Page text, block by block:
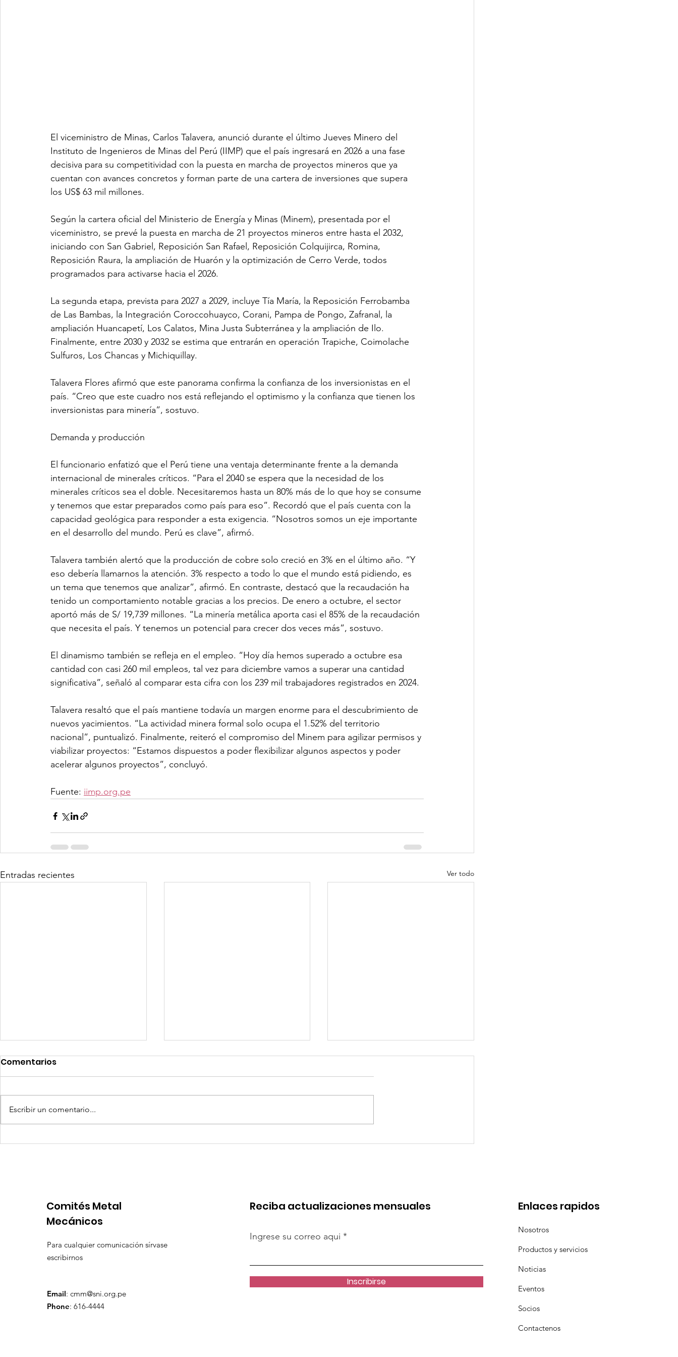
El viceministro de Minas, Carlos Talavera, anunció durante el último Jueves Minero del
Instituto de Ingenieros de Minas del Perú (IIMP) que el país ingresará en 2026 a una fase
decisiva para su competitividad con la puesta en marcha de proyectos mineros que ya
cuentan con avances concretos y forman parte de una cartera de inversiones que supera
los US$ 63 mil millones.
Según la cartera oficial del Ministerio de Energía y Minas (Minem), presentada por el
viceministro, se prevé la puesta en marcha de 21 proyectos mineros entre hasta el 2032,
iniciando con San Gabriel, Reposición San Rafael, Reposición Colquijirca, Romina,
Reposición Raura, la ampliación de Huarón y la optimización de Cerro Verde, todos
programados para activarse hacia el 2026.
La segunda etapa, prevista para 2027 a 2029, incluye Tía María, la Reposición Ferrobamba
de Las Bambas, la Integración Coroccohuayco, Corani, Pampa de Pongo, Zafranal, la
ampliación Huancapetí, Los Calatos, Mina Justa Subterránea y la ampliación de Ilo.
Finalmente, entre 2030 y 2032 se estima que entrarán en operación Trapiche, Coimolache
Sulfuros, Los Chancas y Michiquillay.
Talavera Flores afirmó que este panorama confirma la confianza de los inversionistas en el
país. “Creo que este cuadro nos está reflejando el optimismo y la confianza que tienen los
inversionistas para minería”, sostuvo.
Demanda y producción
El funcionario enfatizó que el Perú tiene una ventaja determinante frente a la demanda
internacional de minerales críticos. “Para el 2040 se espera que la necesidad de los
minerales críticos sea el doble. Necesitaremos hasta un 80% más de lo que hoy se consume
y tenemos que estar preparados como país para eso”. Recordó que el país cuenta con la
capacidad geológica para responder a esta exigencia. “Nosotros somos un eje importante
en el desarrollo del mundo. Perú es clave”, afirmó.
Talavera también alertó que la producción de cobre solo creció en 3% en el último año. “Y
eso debería llamarnos la atención. 3% respecto a todo lo que el mundo está pidiendo, es
un tema que tenemos que analizar”, afirmó. En contraste, destacó que la recaudación ha
tenido un comportamiento notable gracias a los precios. De enero a octubre, el sector
aportó más de S/ 19,739 millones. “La minería metálica aporta casi el 85% de la recaudación
que necesita el país. Y tenemos un potencial para crecer dos veces más”, sostuvo.
El dinamismo también se refleja en el empleo. “Hoy día hemos superado a octubre esa
cantidad con casi 260 mil empleos, tal vez para diciembre vamos a superar una cantidad
significativa”, señaló al comparar esta cifra con los 239 mil trabajadores registrados en 2024.
Talavera resaltó que el país mantiene todavía un margen enorme para el descubrimiento de
nuevos yacimientos. “La actividad minera formal solo ocupa el 1.52% del territorio
nacional”, puntualizó. Finalmente, reiteró el compromiso del Minem para agilizar permisos y
viabilizar proyectos: “Estamos dispuestos a poder flexibilizar algunos aspectos y poder
acelerar algunos proyectos”, concluyó.
Fuente: iimp.org.pe
Entradas recientes Ver todo
Competencia si: pero en
Expansion de China en
Coca-Cola invertirá mil
Comentarios
Escribir un comentario...
Comités Metal
Mecánicos
Para cualquier comunicación sírvase
escribirnos
Email: cmm@sni.org.pe
Phone: 616-4444
Reciba actualizaciones mensuales
Ingrese su correo aqui
Inscribirse
Enlaces rapidos
Nosotros
Productos y servicios
Noticias
Eventos
Socios
Contactenos